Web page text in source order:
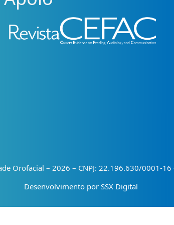
Orofacial – 2026 – CNPJ: 22.196.630/0001-
Desenvolvimento por SSX Digital